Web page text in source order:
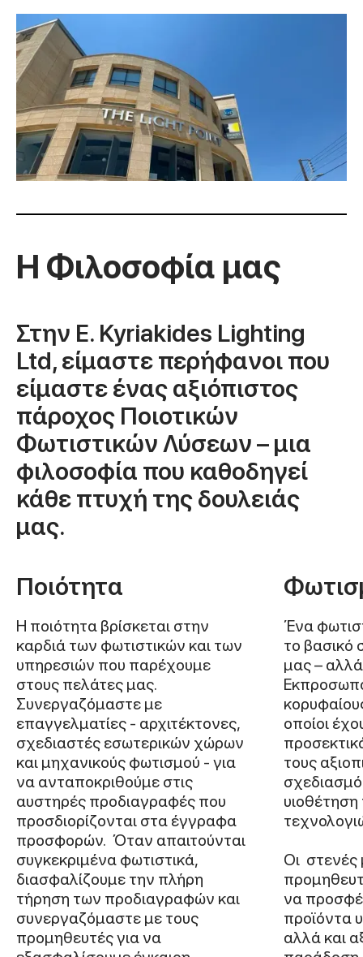
Η Φιλοσοφία μας
Στην E. Kyriakides Lighting
Ltd, είμαστε περήφανοι που
είμαστε ένας αξιόπιστος
πάροχος Ποιοτικών
Φωτιστικών Λύσεων – μια
φιλοσοφία που καθοδηγεί
κάθε πτυχή της δουλειάς
μας.
Ποιότητα
Η ποιότητα βρίσκεται στην
καρδιά των φωτιστικών και των
υπηρεσιών που παρέχουμε
στους πελάτες μας.
Συνεργαζόμαστε με
επαγγελματίες - αρχιτέκτονες,
σχεδιαστές εσωτερικών χώρων
και μηχανικούς φωτισμού - για
να ανταποκριθούμε στις
αυστηρές προδιαγραφές που
προσδιορίζονται στα έγγραφα
προσφορών. Όταν απαιτούνται
συγκεκριμένα φωτιστικά,
διασφαλίζουμε την πλήρη
τήρηση των προδιαγραφών και
συνεργαζόμαστε με τους
προμηθευτές για να
Ένα
το βασικό
μας – αλλά
οποίοι
τους
Οι στενές
να
προϊόντα
αλλά και